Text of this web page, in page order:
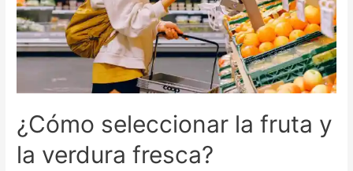
¿Cómo seleccionar la fruta y
la verdura fresca?